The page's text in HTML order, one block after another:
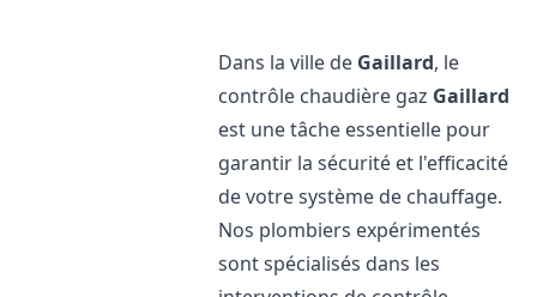
Dans la ville de Gaillard, le
contrôle chaudière gaz Gaillard
est une tâche essentielle pour
garantir la sécurité et l'efficacité
de votre système de chauffage.
Nos plombiers expérimentés
sont spécialisés dans les